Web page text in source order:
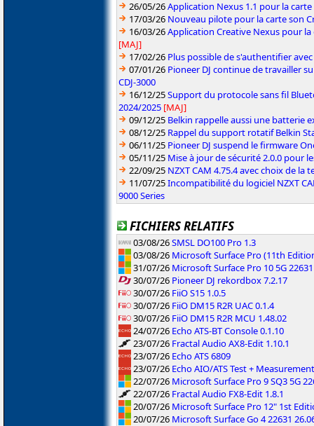
26/05/26Application Nexus 1.1 pour la
17/03/26 Nouveau pilote pour la carte son
16/03/26Application Creative Nexus pour
[MAJ]
17/02/26 Plus possible de s'authentifier
07/01/26 Pioneer DJ continue de travailler
CDJ-3000
16/12/25Support du protocole sans fil
2024/2025 [MAJ]
09/12/25 Belkin rappelle aussi une batterie
08/12/25 Rappel du support rotatif Belkin
06/11/25 Pioneer DJ suspend le firmware
05/11/25 Mise à jour de sécurité 2.0.0 pour
22/09/25 NZXT CAM 4.75.4 avec choix de la
11/07/25Incompatibilité du logiciel NZXT
9000 Series
FICHIERS RELATIFS
03/08/26SMSL DO100 Pro 1.3
03/08/26 Microsoft Surface Pro (11th
31/07/26 Microsoft Surface Pro 10 5G
30/07/26 Pioneer DJ rekordbox 7.2.17
30/07/26 FiiO S15 1.0.5
30/07/26 FiiO DM15 R2R UAC 0.1.4
30/07/26 FiiO DM15 R2R MCU 1.48.02
24/07/26 Echo ATS-BT Console 0.1.10
23/07/26 Fractal Audio AX8-Edit 1.10.1
23/07/26 Echo ATS 6809
23/07/26 Echo AIO/ATS Test +
22/07/26 Microsoft Surface Pro 9 SQ3 5G
22/07/26 Fractal Audio FX8-Edit 1.8.1
20/07/26 Microsoft Surface Pro 12" 1st
20/07/26 Microsoft Surface Go 4 22631